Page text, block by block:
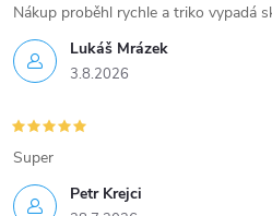
Lukáš Mrázek
3.8.2026
Nákup proběhl rychle a triko vypadá
Petr Krejci
Super